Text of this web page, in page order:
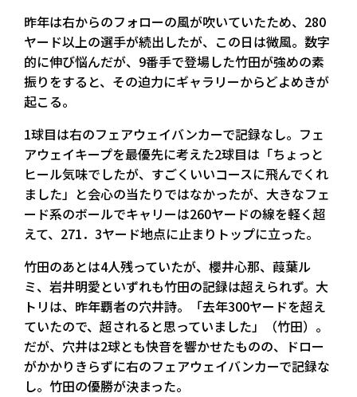
昨年は右からのフォローの風が吹いていたため、280
ヤード以上の選手が続出したが、この日は微風。数字
的に伸び悩んだが、9番手で登場した竹田が強めの素
振りをすると、その迫力にギャラリーからどよめきが
起こる。
1球目は右のフェアウェイバンカーで記録なし。フェ
アウェイキープを最優先に考えた2球目は「ちょっと
ヒール気味でしたが、すごくいいコースに飛んでくれ
ました」と会心の当たりではなかったが、大きなフェ
ード系のボールでキャリーは260ヤードの線を軽く超
えて、271．3ヤード地点に止まりトップに立った。
竹田のあとは4人残っていたが、櫻井心那、葭葉ル
ミ、岩井明愛といずれも竹田の記録は超えられず。大
トリは、昨年覇者の穴井詩。「去年300ヤードを超え
ていたので、超されると思っていました」（竹田）。
だが、穴井は2球とも快音を響かせたものの、ドロー
がかかりきらずに右のフェアウェイバンカーで記録な
し。竹田の優勝が決まった。